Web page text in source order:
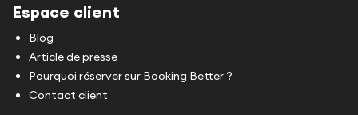
Espace client
Blog
Article de presse
Pourquoi réserver sur Booking Better ?
Contact client